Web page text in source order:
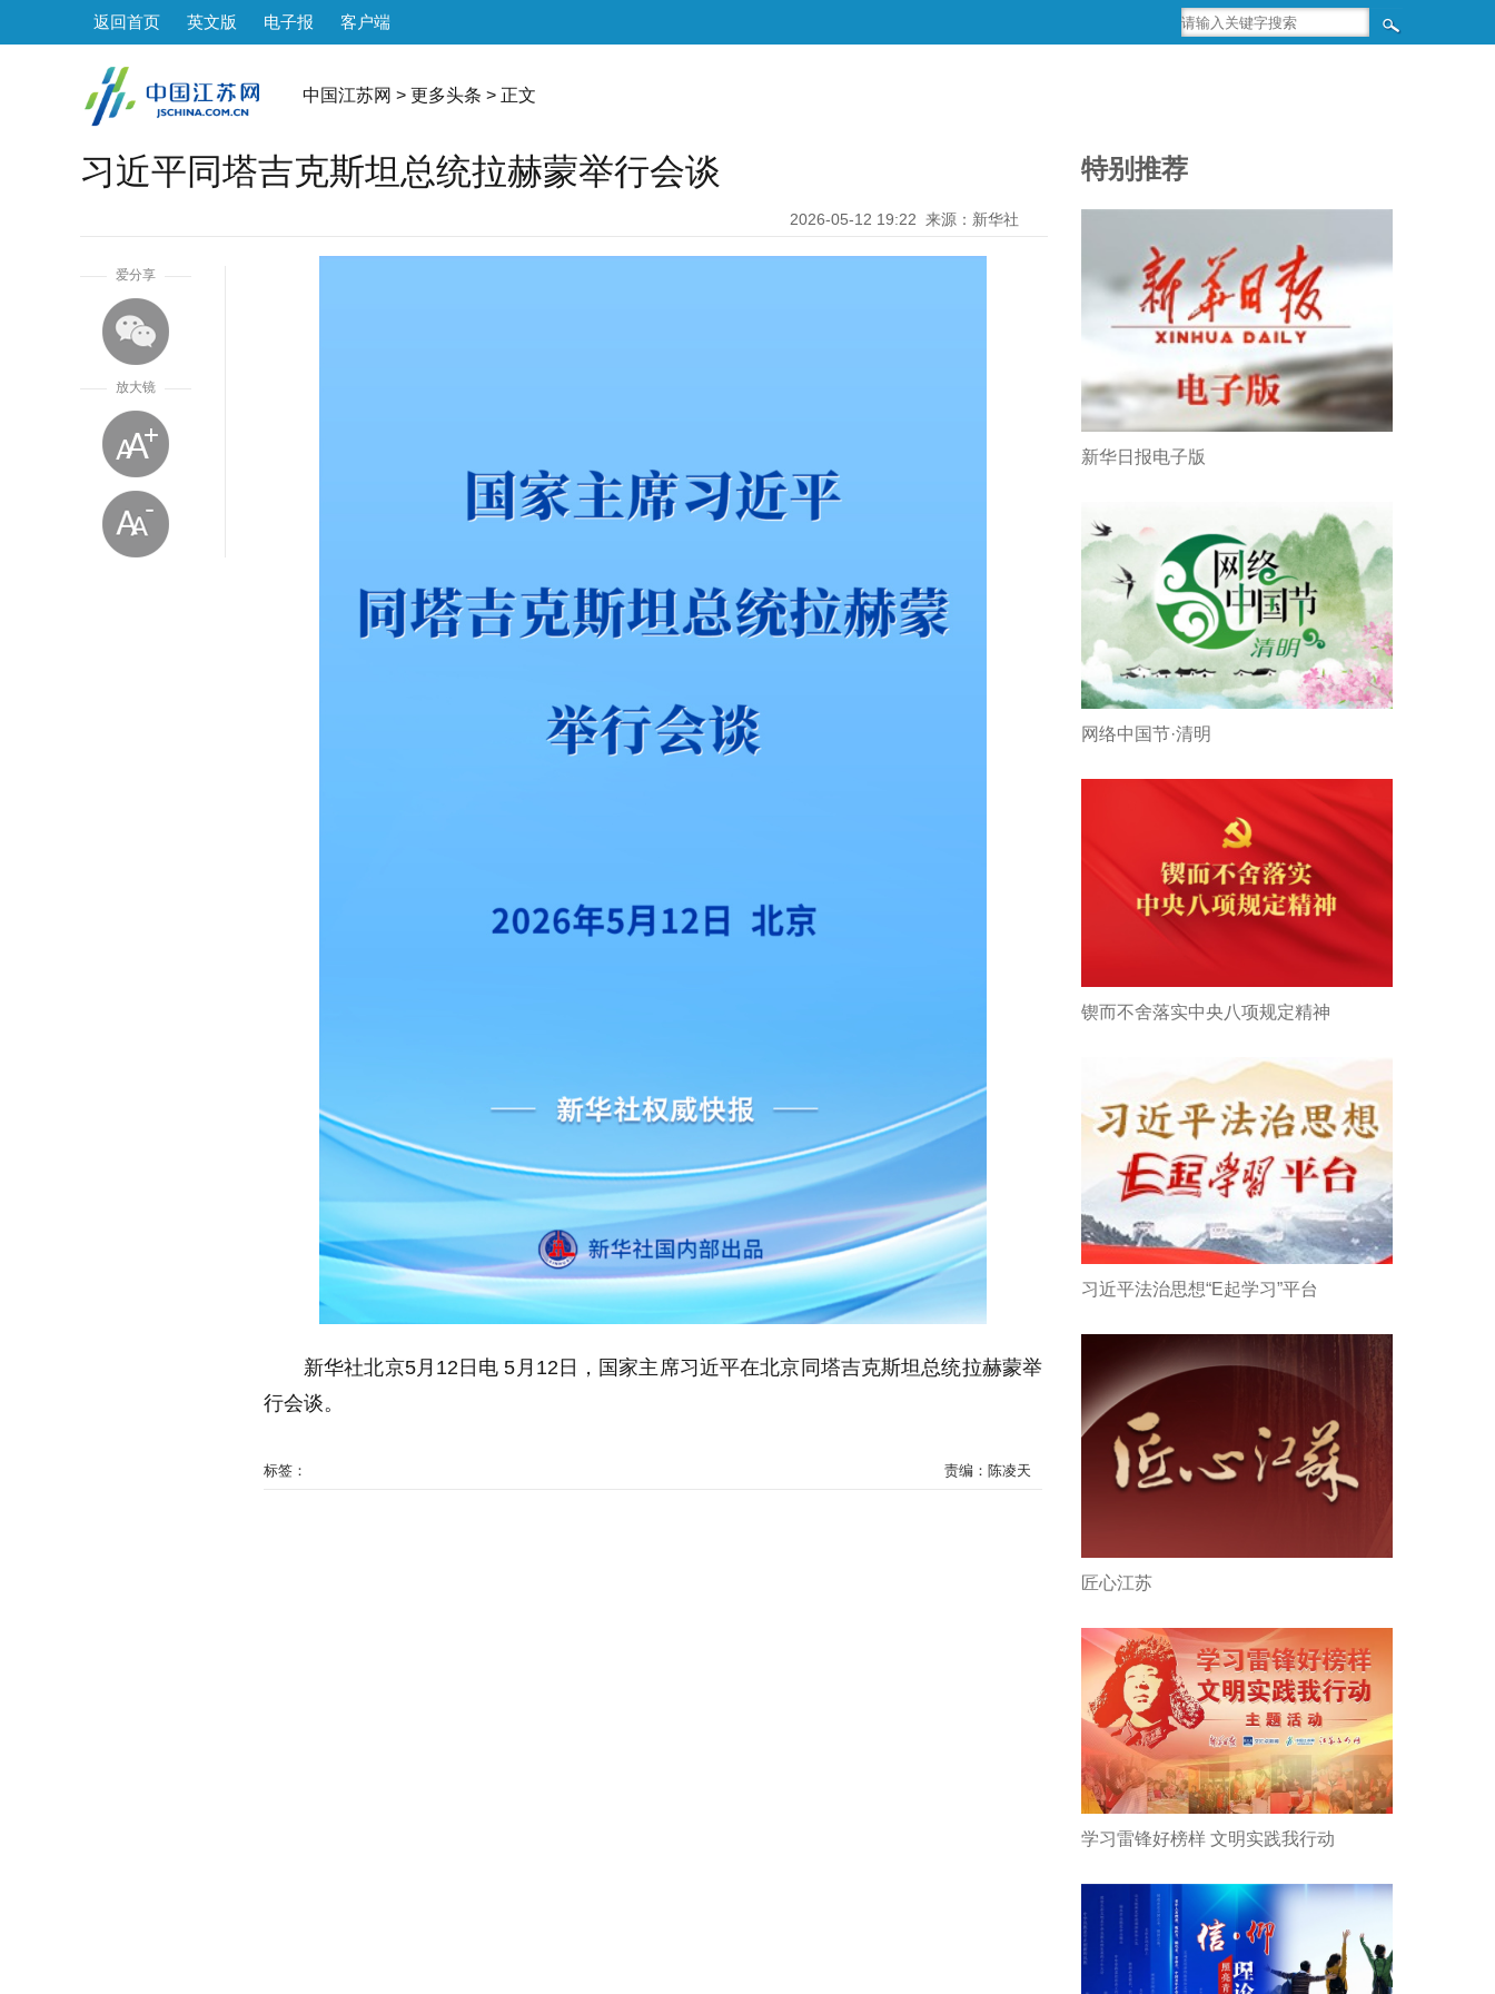
返回首页 英文版 电子报 客户端
中国江苏网 > 更多头条 > 正文
习近平同塔吉克斯坦总统拉赫蒙举行会谈
2026-05-12 19:22 来源：新华社
爱分享
放大镜
新华社北京5月12日电 5月12日，国家主席习近平在北京同塔吉克斯坦总统拉赫蒙举
行会谈。
标签： 责编：陈凌天
特别推荐
新华日报电子版
网络中国节·清明
锲而不舍落实中央八项规定精神
习近平法治思想“E起学习”平台
匠心江苏
学习雷锋好榜样 文明实践我行动